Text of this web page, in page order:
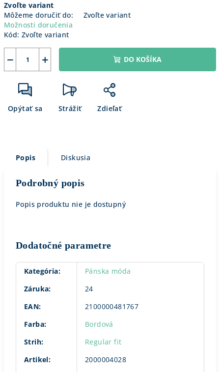
cena:
Zvoľte variant
Môžeme doručiť do:
Zvoľte variant
Možnosti doručenia
Kód: Zvoľte variant
+
− DO KOŠÍKA
Opýtať sa Strážiť Zdieľať
Popis Diskusia
Podrobný popis
Popis produktu nie je dostupný
Dodatočné parametre
Kategória:
Pánska móda
Záruka:
24
EAN:
2100000481767
Farba:
Bordová
Strih:
Regular fit
Artikel: 2000004028